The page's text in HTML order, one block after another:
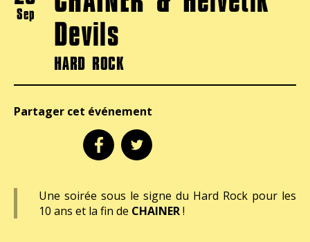
Sep
Devils
HARD ROCK
Partager cet événement
Une soirée sous le signe du Hard Rock pour les
10 ans et la fin de CHAINER!